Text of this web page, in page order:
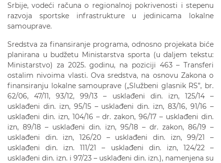
Srbije, vodeći računa o regionalnoj pokrivenosti i stepenu
razvoja sportske infrastrukture u jedinicama lokalne
samouprave.
Sredstva za finansiranje programa, odnosno projekata biće
planirana u budžetu Ministarstva sporta (u daljem tekstu:
Ministarstvo) za 2025. godinu, na poziciji 463 – Transferi
ostalim nivoima vlasti. Ova sredstva, na osnovu Zakona o
finansiranju lokalne samouprave („Službeni glasnik RS”, br.
62/06, 47/11, 93/12, 99/13 – usklađeni din. izn, 125/14 –
usklađeni din. izn, 95/15 – usklađeni din. izn, 83/16, 91/16 –
usklađeni din. izn, 104/16 – dr. zakon, 96/17 – usklađeni din.
izn, 89/18 – usklađeni din. izn, 95/18 – dr. zakon, 86/19 –
usklađeni din. izn, 126/20 – usklađeni din. izn, 99/21 –
usklađeni din. izn. 111/21 – usklađeni din. izn, 124/22 –
usklađeni din. izn. i 97/23 – usklađeni din. izn.), namenjena su